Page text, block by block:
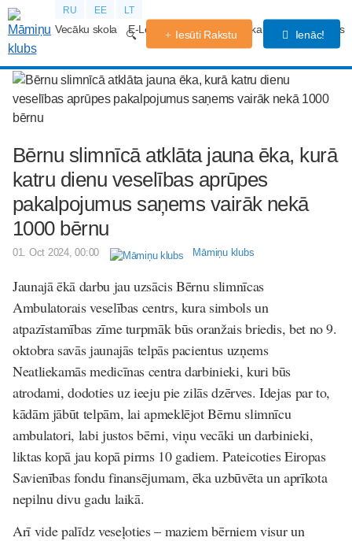
RU EE LT
Vecāku skola E-Lekcijas Grūtniecības kalendārs Forums
Iesūti Rakstu Ienāc!
Bērnu slimnīcā atklāta jauna ēka, kurā
katru dienu veselības aprūpes
pakalpojumus saņems vairāk nekā
1000 bērnu
01. Oct 2024, 00:00 Māmiņu klubs
Jaunajā ēkā darbu jau uzsācis Bērnu slimnīcas
Ambulatorais veselības centrs, kura simbols un
atpazīstamības zīme turpmāk būs oranžais briedis, bet no 9.
oktobra savās jaunajās telpās pacientus uzņems
Neatliekamās medicīnas centra darbinieki, kuri būs
atrodami, dodoties uz ieeju pie zilās dzērves. Idejas par to,
kādām jābūt telpām, lai apmeklējot Bērnu slimnīcu
ambulatori, labi justos bērni, viņu vecāki un darbinieki,
liktas kopā jau kopā pirms 10 gadiem. Pateicoties Eiropas
Savienības fondu finansējumam, ēka uzbūvēta un aprīkota
nepilnu divu gadu laikā.
Arī vide palīdz veseļoties – maziem bērniem visur un